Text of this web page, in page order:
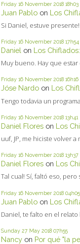
Friday 16 November 2018 18h03
Juan Pablo on Los
Si Daniel, estuve
Friday 16 November 2018 17h54
Daniel on Los
Muy bueno. Hay que
Friday 16 November 2018 16h16
Jóse Nardo on Los
Tengo todavia un
Friday 16 November 2018 13h41
Daniel Flores on Los
uuf, JP, me hiciste volver a
Friday 16 November 2018 13h37
Daniel Flores on Los
Tal cual! Sí, faltó eso,
Friday 16 November 2018 04h05
Juan Pablo on Los
Daniel, te falto en el
Sunday 27 May 2018 07h55
Nancy on Por qué "la